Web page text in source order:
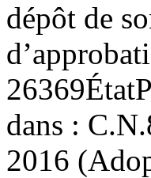
dépôt de
26369État
dans :
2016